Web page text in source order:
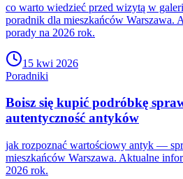
co warto wiedzieć przed wizytą w
poradnik dla mieszkańców Warszawa.
porady na 2026 rok.
15 kwi 2026
Poradniki
Boisz się kupić podróbkę
autentyczność antyków
jak rozpoznać wartościowy antyk —
mieszkańców Warszawa. Aktualne
2026 rok.